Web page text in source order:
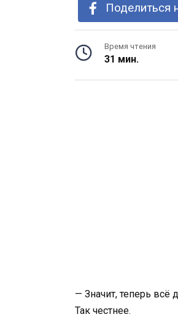
Поделиться
Время чтения
31 мин.
— Значит, теперь всё
Так честнее.